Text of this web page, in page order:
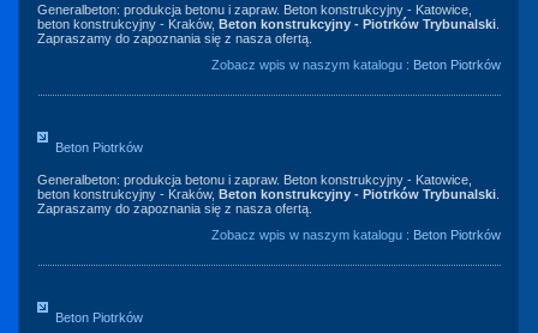
Generalbeton: produkcja betonu i zapraw. Beton konstrukcyjny - Katowice,
beton konstrukcyjny - Kraków, Beton konstrukcyjny - Piotrków Trybunalski
Zapraszamy do zapoznania się z nasza ofertą.
Zobacz wpis w naszym katalogu : Beton Piotrków
Beton Piotrków
Generalbeton: produkcja betonu i zapraw. Beton konstrukcyjny - Katowice,
beton konstrukcyjny - Kraków, Beton konstrukcyjny - Piotrków Trybunalski
Zapraszamy do zapoznania się z nasza ofertą.
Zobacz wpis w naszym katalogu : Beton Piotrków
Beton Piotrków